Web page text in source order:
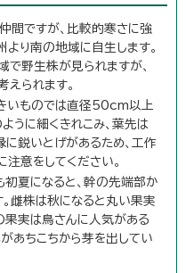
間ですが、比較的寒さに強
より南の地域に自生します。
で野生株が見られますが、
えられます。
いものでは直径50cm以上
うに細くきれこみ、葉先は
に鋭いとげがあるため、工作
注意をしてください。
初夏になると、幹の先端部か
雌株は秋になると丸い果実
果実は鳥さんに人気がある
あちこちから芽を出してい